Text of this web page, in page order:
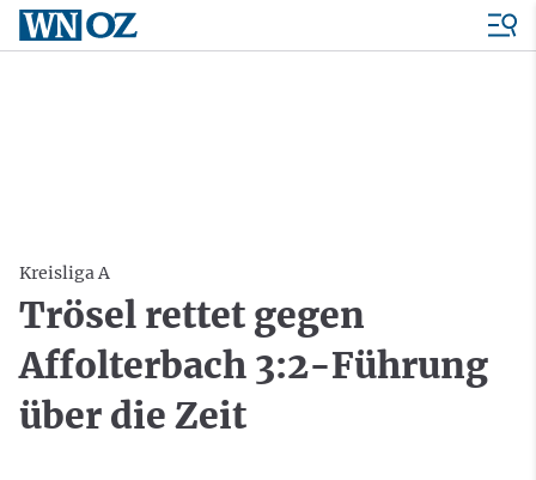
Kreisliga A
Trösel rettet gegen
Affolterbach 3:2-Führung
über die Zeit